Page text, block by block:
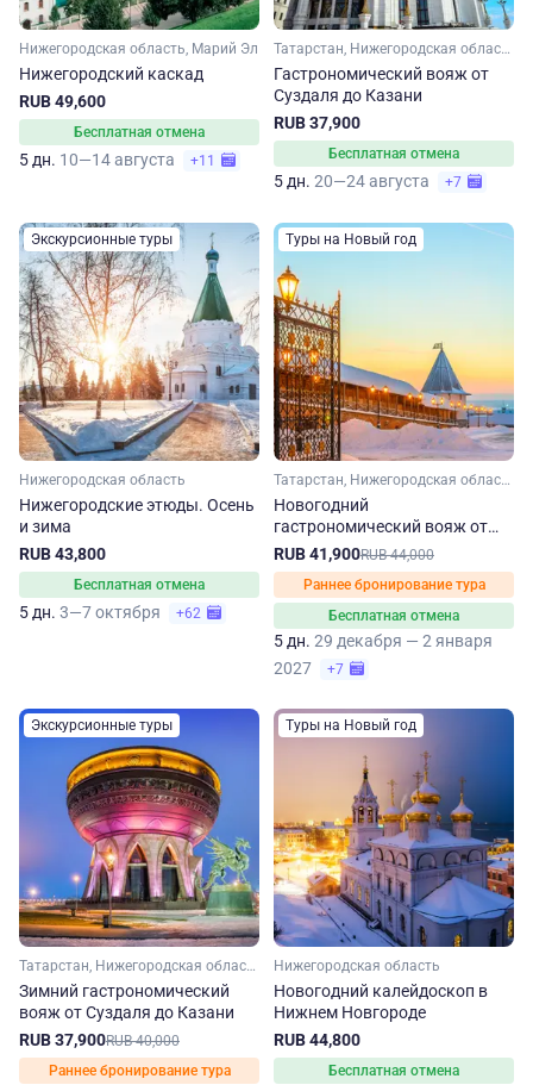
Нижегородская область, Марий Эл
Нижегородский каскад
RUB 49,600
Бесплатная отмена
5 дн. 10—14 августа +11
Татарстан, Нижегородская область, Владимирская область, Золотое кольцо, Малое Золотое кольцо, Марий Эл, Чувашия
Гастрономический вояж от
Суздаля до Казани
RUB 37,900
Бесплатная отмена
5 дн. 20—24 августа +7
Экскурсионные туры
Нижегородская область
Нижегородские этюды. Осень
и зима
RUB 43,800
Бесплатная отмена
5 дн. 3—7 октября +62
Туры на Новый год
Татарстан, Нижегородская область, Владимирская область, Золотое кольцо, Малое Золотое кольцо, Марий Эл, Чувашия
Новогодний
гастрономический вояж от
Суздаля до Казани
RUB 41,900RUB 44,000
Раннее бронирование тура
Бесплатная отмена
5 дн. 29 декабря — 2 января
2027
+7
Экскурсионные туры
Татарстан, Нижегородская область, Владимирская область, Золотое кольцо, Малое Золотое кольцо, Марий Эл, Чувашия
Зимний гастрономический
вояж от Суздаля до Казани
RUB 37,900RUB 40,000
Раннее бронирование тура
Туры на Новый год
Нижегородская область
Новогодний калейдоскоп в
Нижнем Новгороде
RUB 44,800
Бесплатная отмена